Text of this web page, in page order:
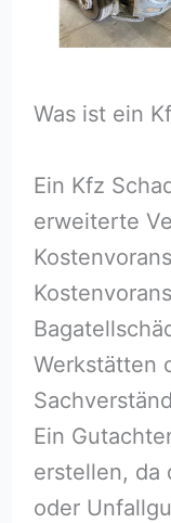
Was ist ein
Ein Kfz
erweiterte
Werkstätten
Ein
erstellen, da
oder